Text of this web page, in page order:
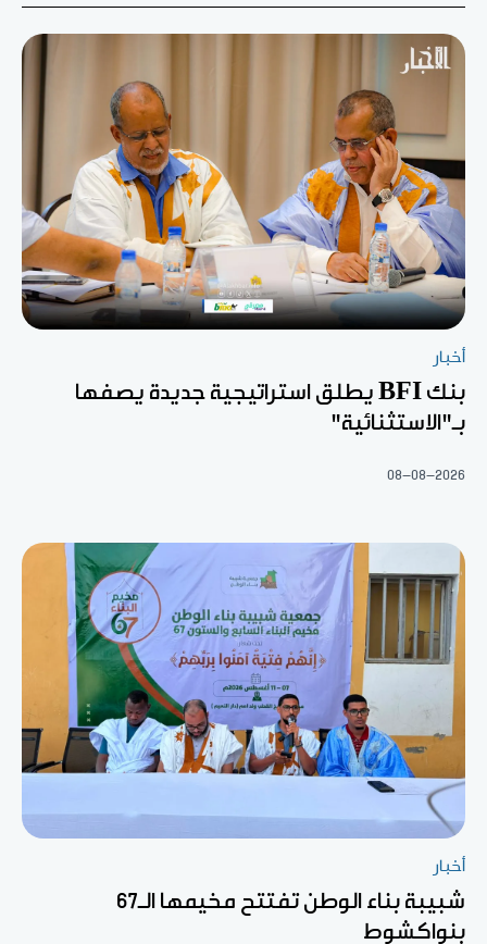
أخبار
بنك BFI يطلق استراتيجية جديدة يصفها
بـ"الاستثنائية"
08-08-2026
أخبار
شبيبة بناء الوطن تفتتح مخيمها الـ67
بنواكشوط